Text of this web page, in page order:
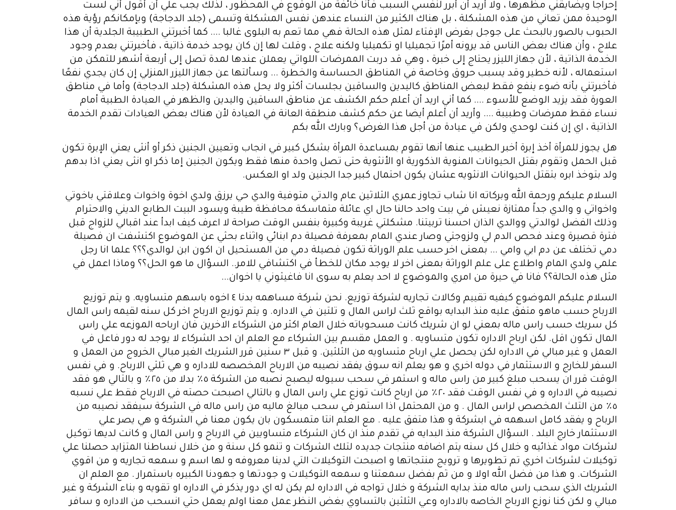
إحراجا ويضايقني مظهرها ، ولا أريد أن أبرر لنفسي السبب فأنا خائفة من الوقوع في المحظور ، لذلك يجب علي أن أقول أني لست
الوحيدة ممن تعاني من هذه المشكلة ، بل هناك الكثير من النساء عندهن نفس المشكلة وتسمى (جلد الدجاجة) وبإمكانكم رؤية هذه
الحبوب بالصور بالبحث على جوجل بغرض الإفتاء لمثل هذه الحالة فهي مما تعم به البلوى غالبا .... كما أخبرتني الطبيبة الجلدية أن هذا
علاج ، وأن هناك بعض الناس قد يرونه أمرًا تجميليا او تكميليا ولكنه علاج ، وقلت لها إن كان يوجد خدمة ذاتية ، فأخبرتني بعدم وجود
الخدمة الذاتية ، لأن جهاز الليزر يحتاج إلى خبرة ، وهي قد دربت الممرضات اللواتي يعملن عندها لمدة تصل إلى أربعة أشهر للتمكن من
استعماله ، لأنه خطير وقد يسبب حروق وخاصة في المناطق الحساسة والخطرة ... وسألتها عن جهاز الليزر المنزلي إن كان يجدي نفعًا
فأخبرتني بأنه ضوء ينفع فقط لبعض المناطق كاليدين والساقين بجلسات أكثر ولا يحل هذه المشكلة (جلد الدجاجة) وأما في مناطق
العورة فقد يزيد الوضع للأسوء .... كما أني اريد أن أعلم حكم الكشف عن مناطق الساقين واليدين والظهر في العيادة الطبية أمام
نساء فقط ممرضات وطبيبة .... وأريد أن أعلم أيضا عن حكم كشف منطقة العانة في العيادة لأن هناك بعض العيادات تقدم الخدمة
الذاتية ، اي إن كنت لوحدي ولكن في عيادة من أجل هذا الغرض؟ وبارك الله بكم
هل يجوز للمرأة أخذ إبرة أخبر الطبيب عنها أنها تقوم بمساعدة المرأة بشكل كبير في انجاب وتعيين الجنين ذكر أو أنثى يعني الإبرة تكون
قبل الحمل وتقوم بقتل الحيوانات المنوية الذكورية او الأنثوية حتى تصل واحدة منها فقط ويكون الجنين إما ذكر او انثى يعني اذا بدهم
ولد بتوخذ ابره بتقتل الحيوانات الانثويه عشان يكون احتمال كبير جدا الجنين ولد او العكس.
السلام عليكم ورحمة الله وبركاته انا شاب تجاوز عمري الثلاثين عام والدتي متوفية والدي حي يرزق ولدي اخوة واخوات وعلاقتي باخوتي
واخواتي و والدي جداً ممتازة نعيش في بيت واحد حالنا حال اي عائلة متماسكة محافظة طيبة ويسود البيت الطابع الديني والاحترام
وذلك الفضل لوالدتي ووالدي الذان احسنا تربيتنا. مشكلتي غريبة وكبيرة بنفس الوقت صراحة لا اعرف كيف ابدأ عند اقبالي للزواج قبل
فترة قصيرة وعند فحص الدم لي ولزوجتي وصار عندي المام بمعرفة فصيلة دم ابنائي واثناء بحثي عن الموضوع اكتشفت ان فصيلة
دمي تختلف عن دم ابي وامي ... بمعنى اخر حسب علم الوراثة تكون فصيلة دمي من المستحيل ان اكون ابن لوالدي؟؟؟ علما انا رجل
علمي ولدي المام واطلاع على علم الوراثة بمعنى اخر لا يوجد مكان للخطأ في اكتشافي للامر.. السؤال ما هو الحل؟؟ وماذا اعمل في
مثل هذه الحالة؟؟ فانا في حيرة من امري والموضوع لا احد يعلم به سوى انا فاغيثوني يا اخوان...
السلام عليكم الموضوع كيفيه تقييم وكالات تجاريه لشركة توزيع. نحن شركة مساهمه بدنا ٤ اخوه باسهم متساويه. و يتم توزيع
الارباح حسب ماهو متفق عليه منذ البدايه بواقع ثلث لراس المال و تلتين في الاداره. و يتم توزيع الارباح اخر كل سنه لقيمه راس المال
كل سريك حسب راس ماله بمعني لو ان شريك كانت مسحوباته خلال العام اكثر من الشركاء الاخرين فان ارباحه الموزعه علي راس
المال تكون اقل. لكن ارباح الاداره تكون متساويه . و العمل مقسم بين الشركاء مع العلم ان احد الشركاء لا يوجد له دور فاعل في
العمل و غير مبالي في الاداره لكن يحصل علي ارباح متساويه من الثلثين. و قبل ٣ سنين قرر الشريك الغير مبالي الخروج من العمل و
السفر للخارج و الاستثمار في دوله اخري و هو يعلم انه سوق يفقد نصيبه من الارباح المخصصه للاداره و هي ثلثي الارباح. و في نفس
الوقت قرر ان يسحب مبلغ كبير من راس ماله و استمر في سحب سيوله ليصبح نصبه من الشركة ٥٪؜ بدلا من ٢٥٪؜ و بالتالي هو فقد
نصيبه في الاداره و في نفس الوقت فقد ٢٠٪؜ من ارباح كانت توزع علي راس المال و بالتالي اصبحت حصته في الارباح فقط علي نسبه
٥٪؜ من التلث المخصص لراس المال . و من المحتمل اذا استمر في سحب مبالغ ماليه من راس ماله في الشركة سيفقد نصيبه من
الرباح و يفقد كامل اسهمه في ابشركة و هذا متفق عليه . مع العلم انتا متمسكون بان يكون معنا في الشركة و هي يصر علي
الاستثمار خارج البلد . السؤال الشركة منذ البدايه في تقدم منذ ان كان الشركاء متساويين في الارباح و راس المال و كانت لديها توكيل
لشركات مواد غذائيه و خلال كل سنه يتم اضافه منتجات جديده لتلك الشركات و تنمو كل سنة و من خلال نساطنا المتزايد حصلنا علي
توكيلات لشركات اخري تم تطويرها و ترويج منتجاتها و اصبحت التوكيلات التي لدينا معروفه و لها اسم و سمعه تجاريه و من اقوي
الشركات. و هذا من فضل الله اولا و من ثم بفضل سمعتنا و سمعه التوكيلات و جودتها و جهودنا الكبيره باستمرار . مع العلم ان
الشريك الذي سحب راس ماله منذ بدايه الشركة و خلال تواجه في الاداره لم يكن له اي دور يذكر في الاداره او تقويه و بناء الشركة و غير
مبالي و لكن كنا نوزع الارباح الخاصه بالاداره وعي الثلثين بالتساوي بغض النظر عمل معنا اولم يعمل حتي انسحب من الاداره و سافر